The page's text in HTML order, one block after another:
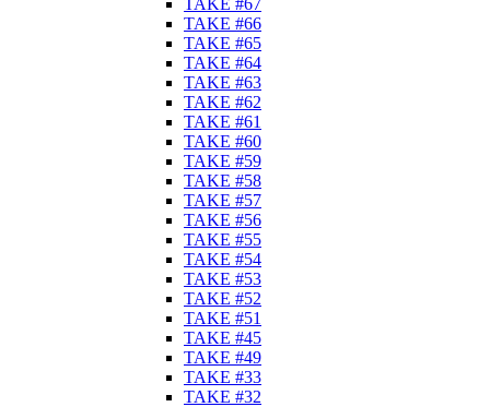
TAKE #67
TAKE #66
TAKE #65
TAKE #64
TAKE #63
TAKE #62
TAKE #61
TAKE #60
TAKE #59
TAKE #58
TAKE #57
TAKE #56
TAKE #55
TAKE #54
TAKE #53
TAKE #52
TAKE #51
TAKE #45
TAKE #49
TAKE #33
TAKE #32